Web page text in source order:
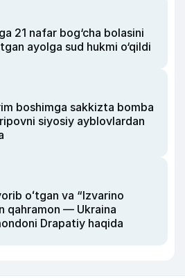
21 nafar bog‘cha bolasini
ayolga sud hukmi o‘qildi
boshimga sakkizta bomba
siyosiy ayblovlardan
oʻtgan va “Izvarino
qahramon — Ukraina
Drapatiy haqida